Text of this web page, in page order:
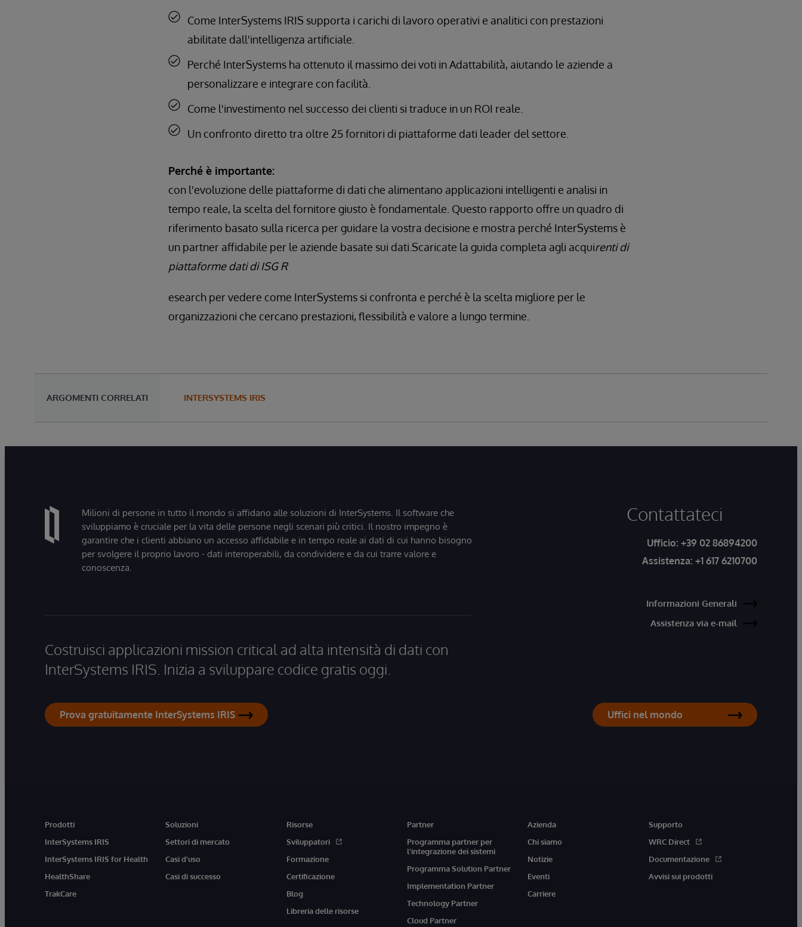
Come InterSystems IRIS supporta i carichi di lavoro operativi e analitici con prestazioni
abilitate dall'intelligenza artificiale.
Perché InterSystems ha ottenuto il massimo dei voti in Adattabilità, aiutando le aziende a
personalizzare e integrare con facilità.
Come l'investimento nel successo dei clienti si traduce in un ROI reale.
Un confronto diretto tra oltre 25 fornitori di piattaforme dati leader del settore.
Perché è importante:
con l'evoluzione delle piattaforme di dati che alimentano applicazioni intelligenti e analisi in
tempo reale, la scelta del fornitore giusto è fondamentale. Questo rapporto offre un quadro di
riferimento basato sulla ricerca per guidare la vostra decisione e mostra perché InterSystems è
un partner affidabile per le aziende basate sui dati.Scaricate la guida completa agli acquirenti di
piattaforme dati di ISG R
esearch per vedere come InterSystems si confronta e perché è la scelta migliore per le
organizzazioni che cercano prestazioni, flessibilità e valore a lungo termine.
ARGOMENTI CORRELATI INTERSYSTEMS IRIS
Milioni di persone in tutto il mondo si affidano alle soluzioni di InterSystems. Il software che
sviluppiamo è cruciale per la vita delle persone negli scenari più critici. Il nostro impegno è
garantire che i clienti abbiano un accesso affidabile e in tempo reale ai dati di cui hanno bisogno
per svolgere il proprio lavoro - dati interoperabili, da condividere e da cui trarre valore e
conoscenza.
Costruisci applicazioni mission critical ad alta intensità di dati con
InterSystems IRIS. Inizia a sviluppare codice gratis oggi.
Prova gratuitamente InterSystems IRIS
Contattateci
Ufficio: +39 02 86894200
Assistenza: +1 617 6210700
Informazioni Generali
Assistenza via e-mail
Uffici nel mondo
Prodotti
InterSystems IRIS
InterSystems IRIS for Health
HealthShare
TrakCare
Soluzioni
Settori di mercato
Casi d'uso
Casi di successo
Risorse
Sviluppatori
Formazione
Certificazione
Blog
Libreria delle risorse
Partner
Programma partner per
l'integrazione dei sistemi
Programma Solution Partner
Implementation Partner
Technology Partner
Cloud Partner
Azienda
Chi siamo
Notizie
Eventi
Carriere
Supporto
WRC Direct
Documentazione
Avvisi sui prodotti